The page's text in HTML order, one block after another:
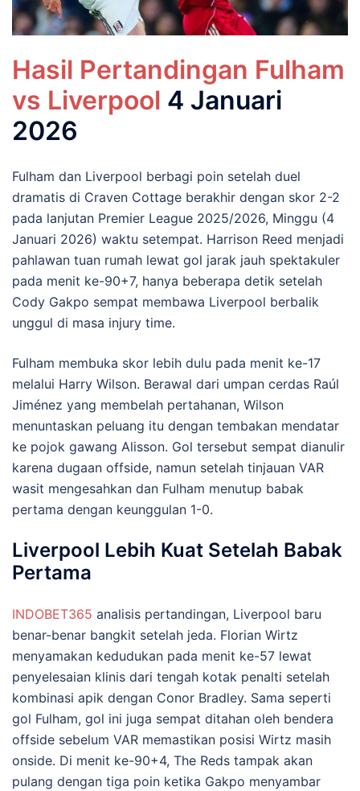
Hasil Pertandingan Fulham
vs Liverpool 4 Januari
2026
Fulham dan Liverpool berbagi poin setelah duel
dramatis di Craven Cottage berakhir dengan skor 2-2
pada lanjutan Premier League 2025/2026, Minggu (4
Januari 2026) waktu setempat. Harrison Reed menjadi
pahlawan tuan rumah lewat gol jarak jauh spektakuler
pada menit ke-90+7, hanya beberapa detik setelah
Cody Gakpo sempat membawa Liverpool berbalik
unggul di masa injury time.
Fulham membuka skor lebih dulu pada menit ke-17
melalui Harry Wilson. Berawal dari umpan cerdas Raúl
Jiménez yang membelah pertahanan, Wilson
menuntaskan peluang itu dengan tembakan mendatar
ke pojok gawang Alisson. Gol tersebut sempat dianulir
karena dugaan offside, namun setelah tinjauan VAR
wasit mengesahkan dan Fulham menutup babak
pertama dengan keunggulan 1-0.
Liverpool Lebih Kuat Setelah Babak
Pertama
INDOBET365 analisis pertandingan, Liverpool baru
benar-benar bangkit setelah jeda. Florian Wirtz
menyamakan kedudukan pada menit ke-57 lewat
penyelesaian klinis dari tengah kotak penalti setelah
kombinasi apik dengan Conor Bradley. Sama seperti
gol Fulham, gol ini juga sempat ditahan oleh bendera
offside sebelum VAR memastikan posisi Wirtz masih
onside. Di menit ke-90+4, The Reds tampak akan
pulang dengan tiga poin ketika Gakpo menyambar